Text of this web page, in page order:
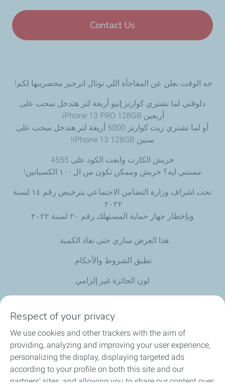
Contact Us
جه الوقت نعلن عن المفاجأة اللي توتال انرجيز محضرينها لكم!
دلوقتي لما تشتري كوارتز إنيو أربعة لتر هتدخل سحب على
أربعين iPhone 13 PRO 128GB
أو لما تشتري زيت كوارتز 5000 أربعة لتر هتدخل سحب على
ستين iPhone 13 128GB!
خربش الكارت وابعت الكود على 4555
مستني ايه؟ خربش وممكن تكون من ال١٠٠ الكسبانين!
تحت اشراف وزارة التضامن الاجتماعي بترخيص رقم ١٤ لسنة
٢٠٢٢
وبإخطار جهاز حماية المستهلك رقم ٢٠ لسنة ٢٠٢٢
هذا العرض ساري حتى نفاذ الكمية.
تطبق الشروط والأحكام.
لون الجائزة غير إلزامي
العرض متوفر أيضا من خلال خدمة حجز تغيير الزيت
للمزيد من المعلومات MyOilChange.totalenergies.eg
Respect of your privacy
We use cookies and other trackers with the aim of
providing, analyzing and improving your user experience,
personalizing the display, displaying targeted ads
according to your profile on both this site and our
partners' sites, and allowing you to share our content over